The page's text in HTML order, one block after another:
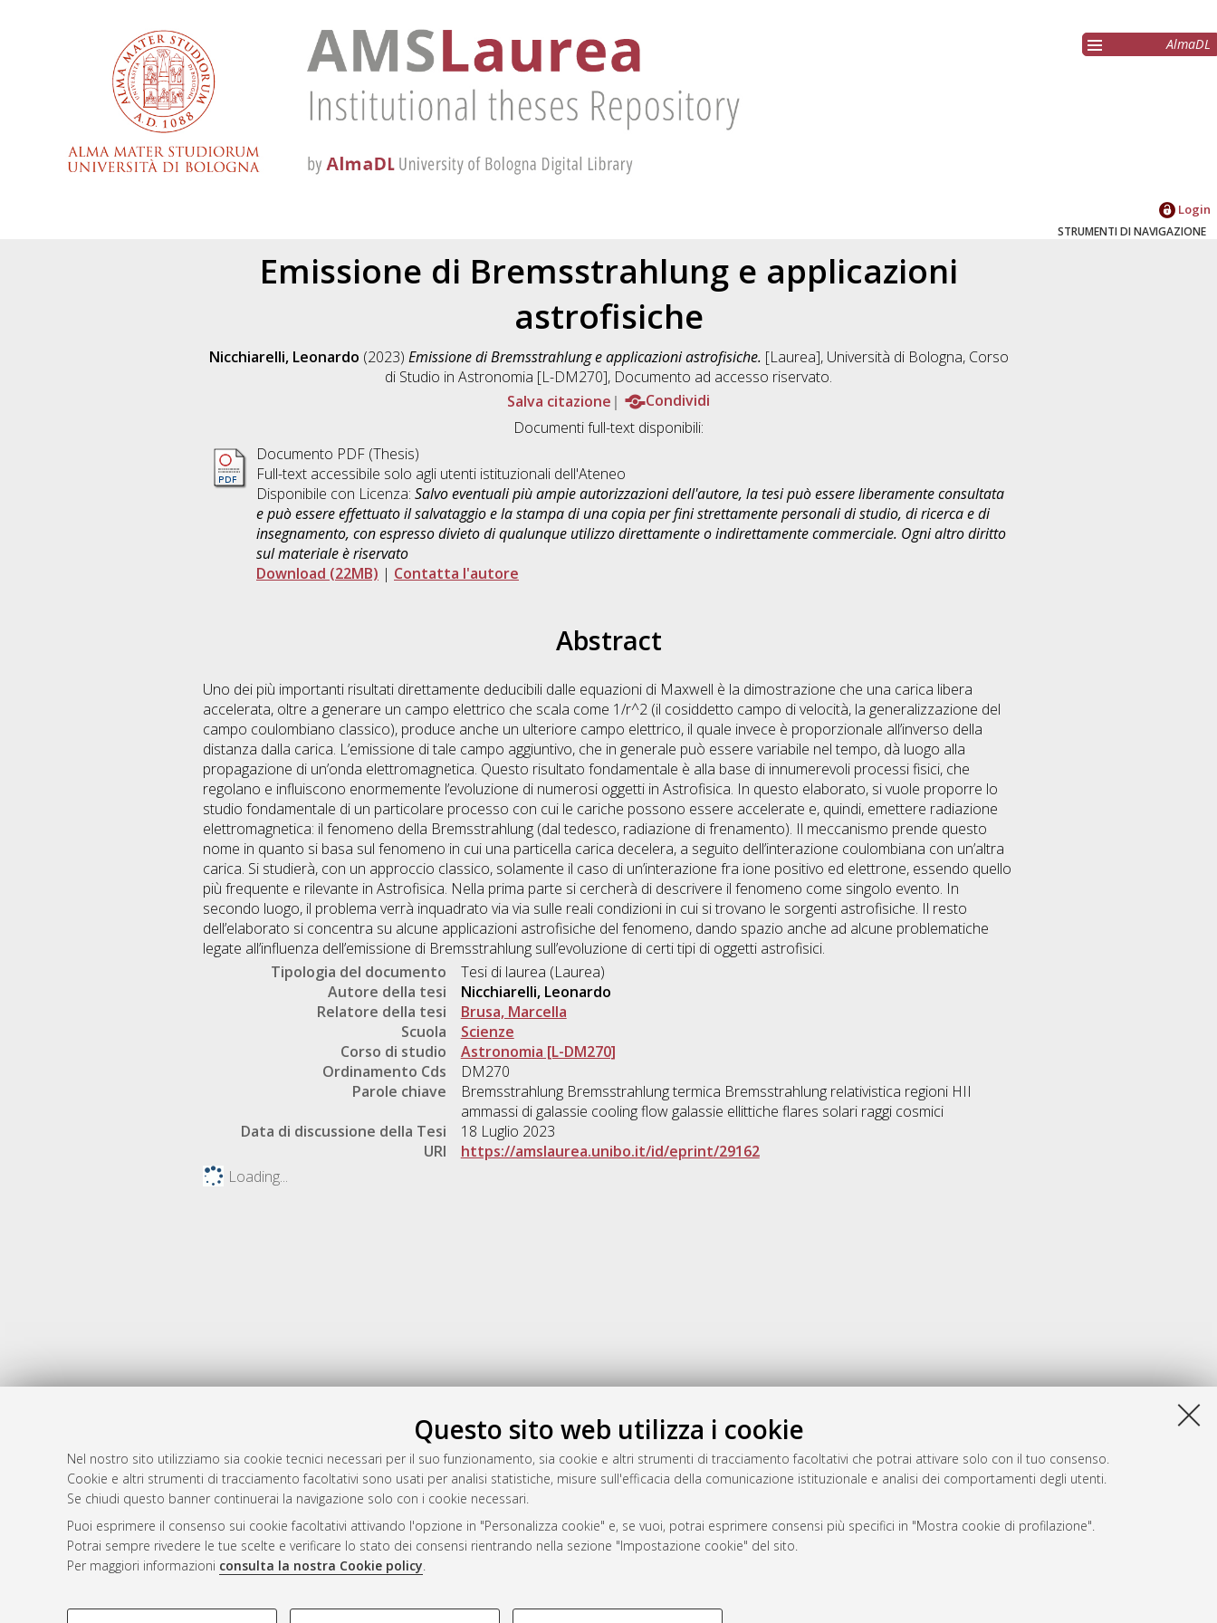
Questo sito web utilizza i cookie
Nel nostro sito utilizziamo sia cookie tecnici necessari per il suo funzionamento, sia cookie e altri strumenti di tracciamento facoltativi che potrai attivare solo con il tuo consenso.
Cookie e altri strumenti di tracciamento facoltativi sono usati per analisi statistiche, misure sull'efficacia della comunicazione istituzionale e analisi dei comportamenti degli utenti.
Se chiudi questo banner continuerai la navigazione solo con i cookie necessari.
Puoi esprimere il consenso sui cookie facoltativi attivando l'opzione in "Personalizza cookie" e, se vuoi, potrai esprimere consensi più specifici in "Mostra cookie di profilazione".
Potrai sempre rivedere le tue scelte e verificare lo stato dei consensi rientrando nella sezione "Impostazione cookie" del sito.
Per maggiori informazioni consulta la nostra Cookie policy.
COOKIE DI PROFILAZIONE - FACOLTATIVI COOKIE TECNICI - NECESSARI
AlmaDL
Login
STRUMENTI DI NAVIGAZIONE
Emissione di Bremsstrahlung e applicazioni
astrofisiche
Nicchiarelli, Leonardo (2023) Emissione di Bremsstrahlung e applicazioni astrofisiche. [Laurea], Università di Bologna, Corso
di Studio in Astronomia [L-DM270], Documento ad accesso riservato.
Salva citazione
Condividi
Documenti full-text disponibili:
Documento PDF (Thesis)
Full-text accessibile solo agli utenti istituzionali dell'Ateneo
Disponibile con Licenza: Salvo eventuali più ampie autorizzazioni dell'autore, la tesi può essere liberamente consultata
e può essere effettuato il salvataggio e la stampa di una copia per fini strettamente personali di studio, di ricerca e di
insegnamento, con espresso divieto di qualunque utilizzo direttamente o indirettamente commerciale. Ogni altro diritto
sul materiale è riservato
Download (22MB) | Contatta l'autore
Abstract
Uno dei più importanti risultati direttamente deducibili dalle equazioni di Maxwell è la dimostrazione che una carica libera
accelerata, oltre a generare un campo elettrico che scala come 1/r^2 (il cosiddetto campo di velocità, la generalizzazione del
campo coulombiano classico), produce anche un ulteriore campo elettrico, il quale invece è proporzionale all’inverso della
distanza dalla carica. L’emissione di tale campo aggiuntivo, che in generale può essere variabile nel tempo, dà luogo alla
propagazione di un’onda elettromagnetica. Questo risultato fondamentale è alla base di innumerevoli processi fisici, che
regolano e influiscono enormemente l’evoluzione di numerosi oggetti in Astrofisica. In questo elaborato, si vuole proporre lo
studio fondamentale di un particolare processo con cui le cariche possono essere accelerate e, quindi, emettere radiazione
elettromagnetica: il fenomeno della Bremsstrahlung (dal tedesco, radiazione di frenamento). Il meccanismo prende questo
nome in quanto si basa sul fenomeno in cui una particella carica decelera, a seguito dell’interazione coulombiana con un’altra
carica. Si studierà, con un approccio classico, solamente il caso di un’interazione fra ione positivo ed elettrone, essendo quello
più frequente e rilevante in Astrofisica. Nella prima parte si cercherà di descrivere il fenomeno come singolo evento. In
secondo luogo, il problema verrà inquadrato via via sulle reali condizioni in cui si trovano le sorgenti astrofisiche. Il resto
dell’elaborato si concentra su alcune applicazioni astrofisiche del fenomeno, dando spazio anche ad alcune problematiche
legate all’influenza dell’emissione di Bremsstrahlung sull’evoluzione di certi tipi di oggetti astrofisici.
Tipologia del documento
Tesi di laurea (Laurea)
Autore della tesi
Nicchiarelli, Leonardo
Relatore della tesi
Brusa, Marcella
Scuola
Scienze
Corso di studio
Astronomia [L-DM270]
Ordinamento Cds
DM270
Parole chiave
Bremsstrahlung Bremsstrahlung termica Bremsstrahlung relativistica regioni HII
ammassi di galassie cooling flow galassie ellittiche flares solari raggi cosmici
Data di discussione della Tesi
18 Luglio 2023
URI
https://amslaurea.unibo.it/id/eprint/29162
Loading...
Gestione del documento:
Atom
Rss 1.0
Rss 2.0
AMS Laurea
Servizio implementato e gestito da
Impostazioni Cookie
Informativa sulla privacy
Condizioni d’uso del sito